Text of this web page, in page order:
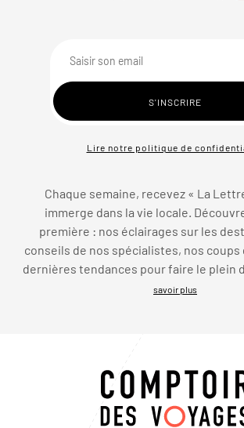
Lire notre politique de
Chaque semaine, recevez « La
immerge dans la vie locale.
première : nos éclairages sur les
conseils de nos spécialistes, nos
dernières tendances pour faire le plein
savoir plus